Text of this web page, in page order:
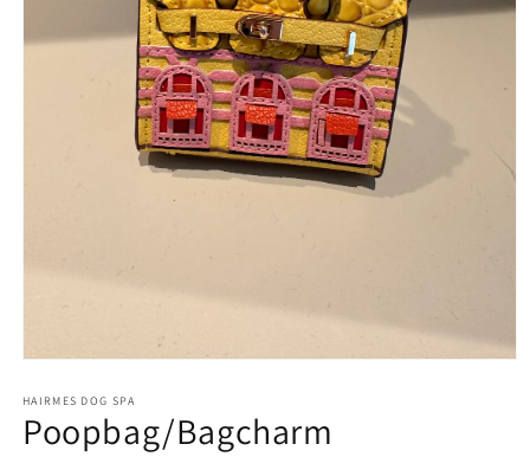
openen
in
modaal
HAIRMES DOG SPA
Poopbag/Bagcharm